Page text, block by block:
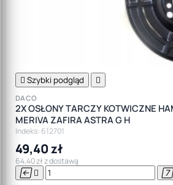
 Szybki podgląd 
DACO
2X OSŁONY TARCZY KOTWICZNE
MERIVA ZAFIRA ASTRA G H
Indeks: 612701
49,40 zł
64,40 zł z dostawą
  